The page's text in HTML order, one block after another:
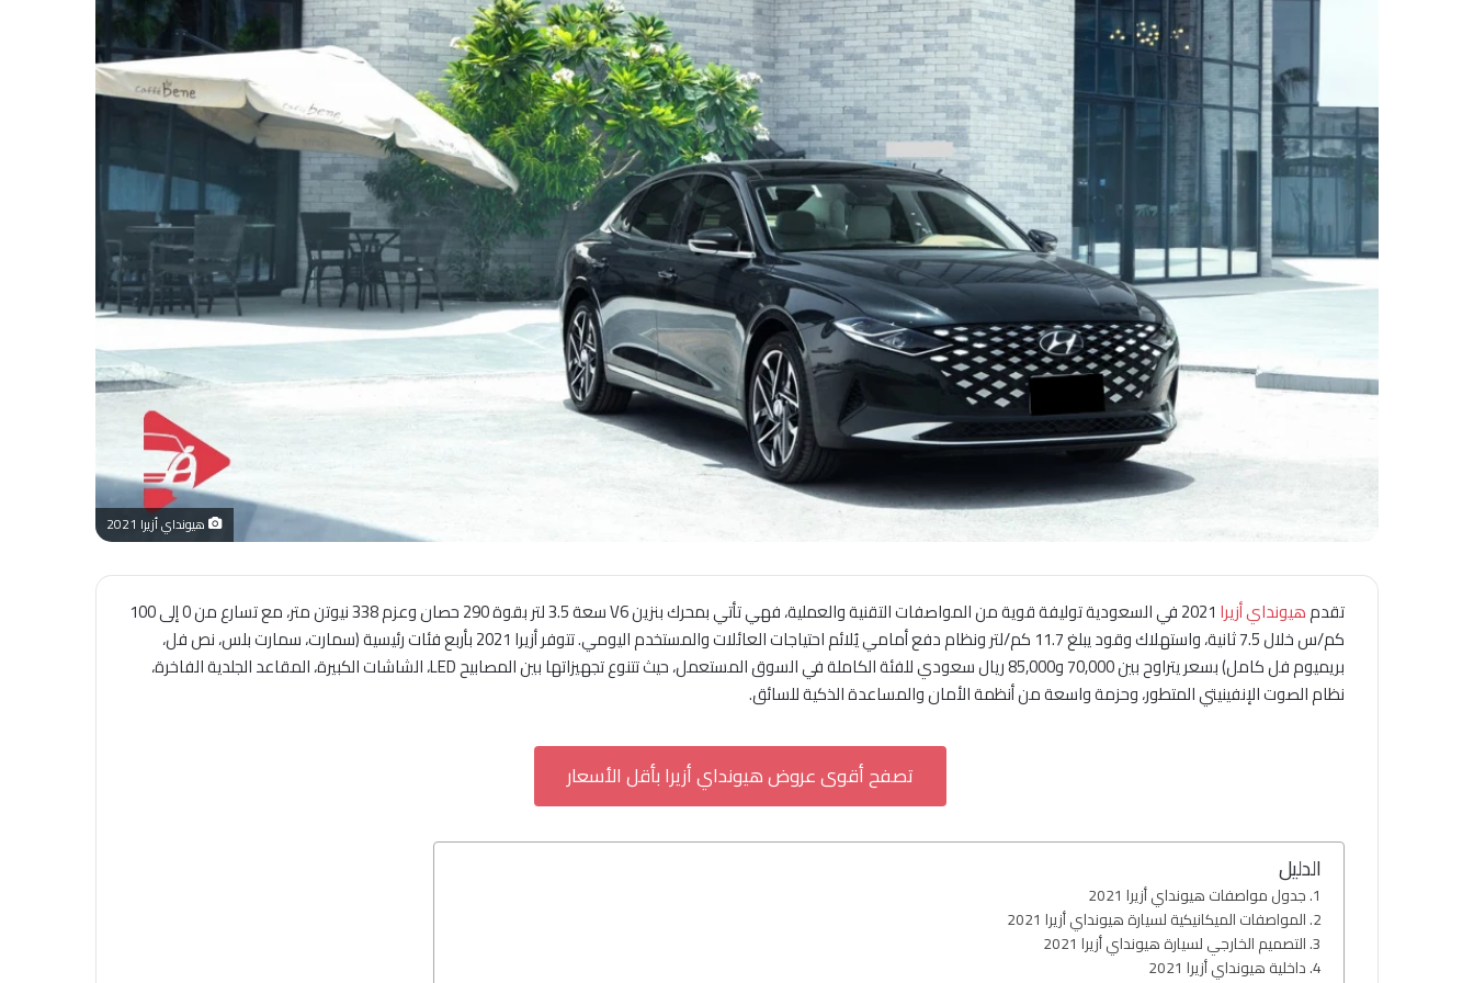
هيونداي أزيرا 2021
تقدمهيونداي أزيرا
2021 في السعودية توليفة قوية من المواصفات التقنية والعملية، فهي تأتي بمحرك بنزين V6 سعة 3.5 لتر بقوة 290 حصان وعزم 338 نيوتن متر، مع تسارع من 0 إلى 100
كم/س خلال 7.5 ثانية، واستهلاك وقود يبلغ 11.7 كم/لتر ونظام دفع أمامي يُلائم احتياجات العائلات والمستخدم اليومي. تتوفر أزيرا 2021 بأربع فئات رئيسية (سمارت، سمارت بلس، نص فل،
بريميوم فل كامل) بسعر يتراوح بين 70,000 و85,000 ريال سعودي للفئة الكاملة في السوق المستعمل، حيث تتنوع تجهيزاتها بين المصابيح LED، الشاشات الكبيرة، المقاعد الجلدية الفاخرة،
نظام الصوت الإنفينيتي المتطور، وحزمة واسعة من أنظمة الأمان والمساعدة الذكية للسائق.
تصفح أقوى عروض هيونداي أزيرا بأقل الأسعار
الدليل
جدول مواصفات هيونداي أزيرا 2021
المواصفات الميكانيكية لسيارة هيونداي أزيرا 2021
التصميم الخارجي لسيارة هيونداي أزيرا 2021
داخلية هيونداي أزيرا 2021